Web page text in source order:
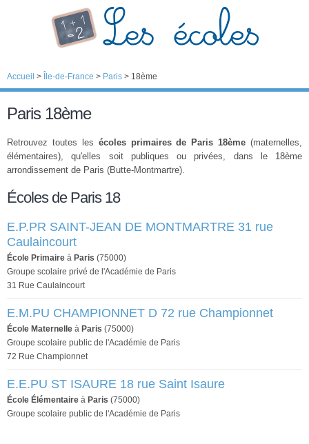
Accueil > Île-de-France > Paris > 18ème
Paris 18ème
Retrouvez toutes les écoles primaires de Paris 18ème (maternelles,
élémentaires), qu'elles soit publiques ou privées, dans le 18ème
arrondissement de Paris (Butte-Montmartre).
Écoles de Paris 18
E.P.PR SAINT-JEAN DE MONTMARTRE 31 rue
Caulaincourt
École Primaire à Paris (75000)
Groupe scolaire privé de l'Académie de Paris
31 Rue Caulaincourt
E.M.PU CHAMPIONNET D 72 rue Championnet
École Maternelle à Paris (75000)
Groupe scolaire public de l'Académie de Paris
72 Rue Championnet
E.E.PU ST ISAURE 18 rue Saint Isaure
École Élémentaire à Paris (75000)
Groupe scolaire public de l'Académie de Paris